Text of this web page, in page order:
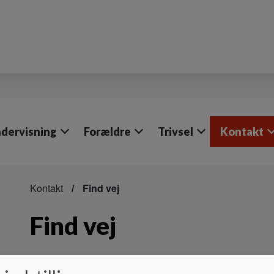
Forældre Trivsel Kontakt
Kontakt Find vej
Find vej